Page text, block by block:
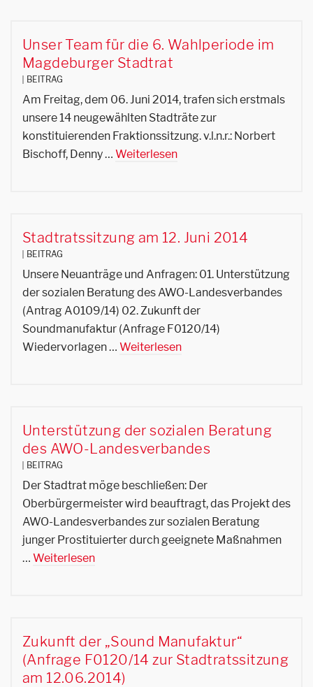
Unser Team für die 6. Wahlperiode im
Magdeburger Stadtrat
BEITRAG
Am Freitag, dem 06. Juni 2014, trafen sich erstmals
unsere 14 neugewählten Stadträte zur
konstituierenden Fraktionssitzung. v.l.n.r.: Norbert
Bischoff, Denny … Weiterlesen
Stadtratssitzung am 12. Juni 2014
BEITRAG
Unsere Neuanträge und Anfragen: 01. Unterstützung
der sozialen Beratung des AWO-Landesverbandes
(Antrag A0109/14) 02. Zukunft der
Soundmanufaktur (Anfrage F0120/14)
Wiedervorlagen … Weiterlesen
Unterstützung der sozialen Beratung
des AWO-Landesverbandes
BEITRAG
Der Stadtrat möge beschließen: Der
Oberbürgermeister wird beauftragt, das Projekt des
AWO-Landesverbandes zur sozialen Beratung
junger Prostituierter durch geeignete Maßnahmen
… Weiterlesen
Zukunft der „Sound Manufaktur“
(Anfrage F0120/14 zur Stadtratssitzung
am 12.06.2014)